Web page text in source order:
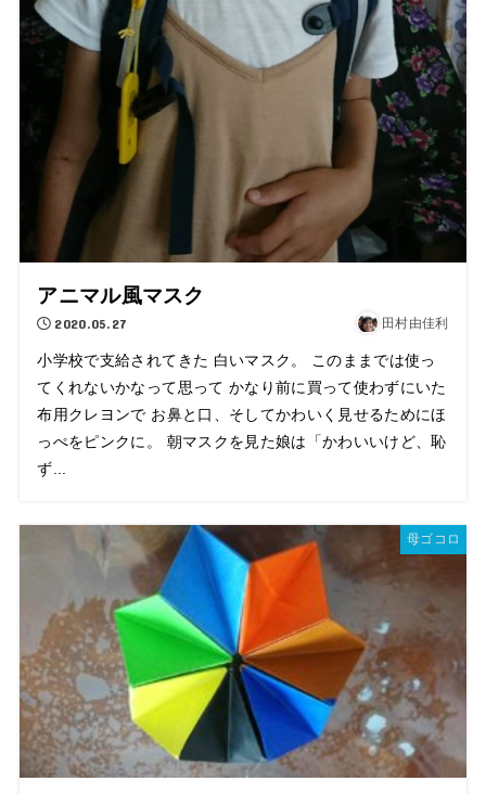
アニマル風マスク
2020.05.27 田村由佳利
小学校で支給されてきた 白いマスク。 このままでは使っ
てくれないかなって思って かなり前に買って使わずにいた
布用クレヨンで お鼻と口、そしてかわいく見せるためにほ
っぺをピンクに。 朝マスクを見た娘は「かわいいけど、恥
ず...
母ゴコロ